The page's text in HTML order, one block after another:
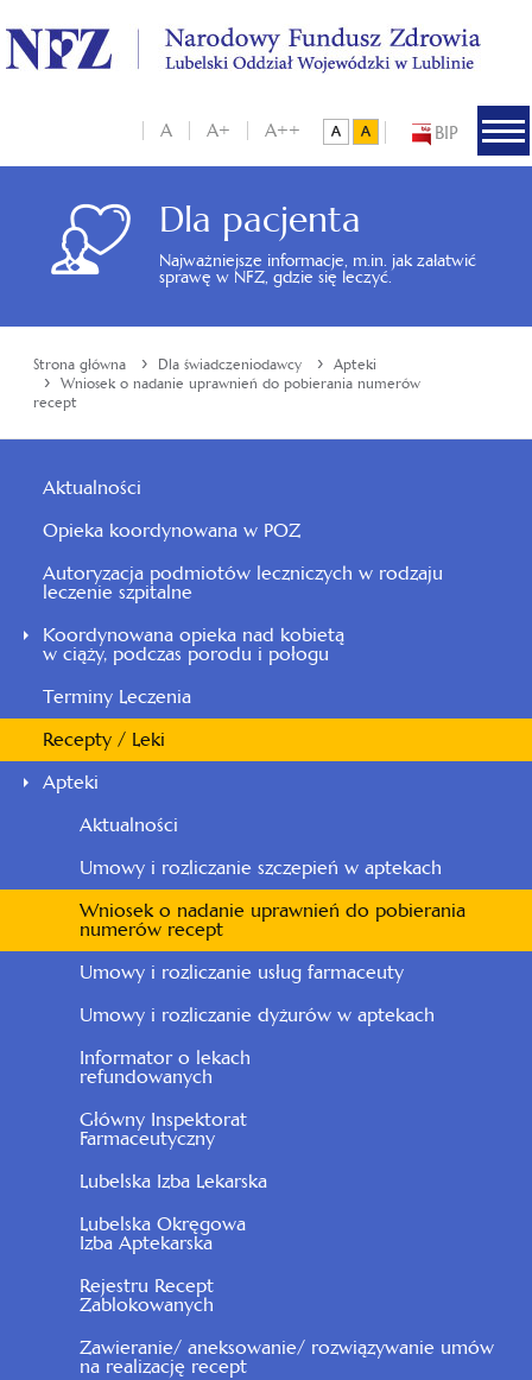
BIP
A A+ A++
Dla pacjenta
Najważniejsze informacje, m.in. jak załatwić
sprawę w NFZ, gdzie się leczyć.
Strona główna › Dla świadczeniodawcy › Apteki
› Wniosek o nadanie uprawnień do pobierania numerów
recept
Aktualności
Opieka koordynowana w POZ
Autoryzacja podmiotów leczniczych w rodzaju
leczenie szpitalne
Koordynowana opieka nad kobietą
w ciąży, podczas porodu i połogu
Terminy Leczenia
Recepty / Leki
Apteki
Aktualności
Umowy i rozliczanie szczepień w aptekach
Wniosek o nadanie uprawnień do pobierania
numerów recept
Umowy i rozliczanie usług farmaceuty
Umowy i rozliczanie dyżurów w aptekach
Informator o lekach
refundowanych
Główny Inspektorat
Farmaceutyczny
Lubelska Izba Lekarska
Lubelska Okręgowa
Izba Aptekarska
Rejestru Recept
Zablokowanych
Zawieranie/ aneksowanie/ rozwiązywanie umów
na realizację recept